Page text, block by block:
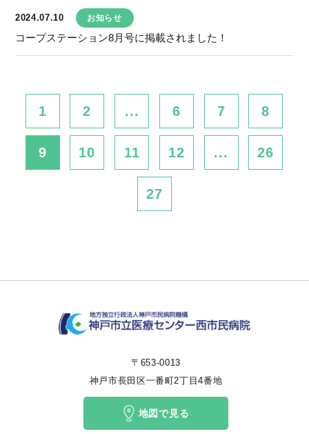
2024.07.10 お知らせ
コープステーション8月号に掲載されました！
1 2 ... 6 7 8
9 10 11 12 ... 26
27
〒653-0013
神戸市長田区一番町2丁目4番地
地図で見る